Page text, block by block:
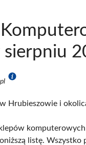
sierpniu
Hrubieszowie i
listę.